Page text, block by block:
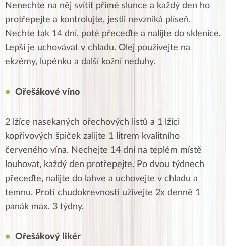
Nenechte na něj svítit přímé slunce a každý den ho
protřepejte a kontrolujte, jestli nevzniká plíseň.
Nechte tak 14 dní, poté přeceďte a nalijte do sklenice.
Lepší je uchovávat v chladu. Olej používejte na
ekzémy, lupénku a další kožní neduhy.
Ořešákové víno
2 lžíce nasekaných ořechových listů a 1 lžíci
kopřivových špiček zalijte 1 litrem kvalitního
červeného vína. Nechejte 14 dní na teplém místě
louhovat, každý den protřepejte. Po dvou týdnech
přeceďte, nalijte do lahve a uchovejte v chladu a
temnu. Proti chudokrevnosti užívejte 2x denně 1
panák max. 3 týdny.
Ořešákový likér